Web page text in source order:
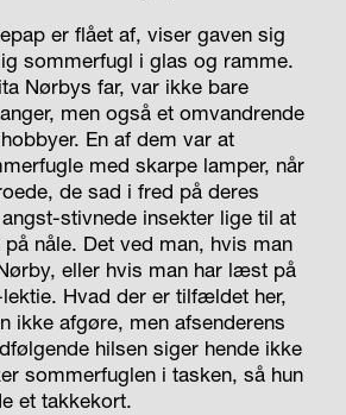
er flået af, viser gaven sig
sommerfugl i glas og ramme.
Nørbys far, var ikke bare
men også et omvandrende
En af dem var at
med skarpe lamper, når
de sad i fred på deres
stivnede insekter lige til at
nåle. Det ved man, hvis man
eller hvis man har læst på
Hvad der er tilfældet her,
ikke afgøre, men afsenderens
hilsen siger hende ikke
sommerfuglen i tasken, så hun
et takkekort.